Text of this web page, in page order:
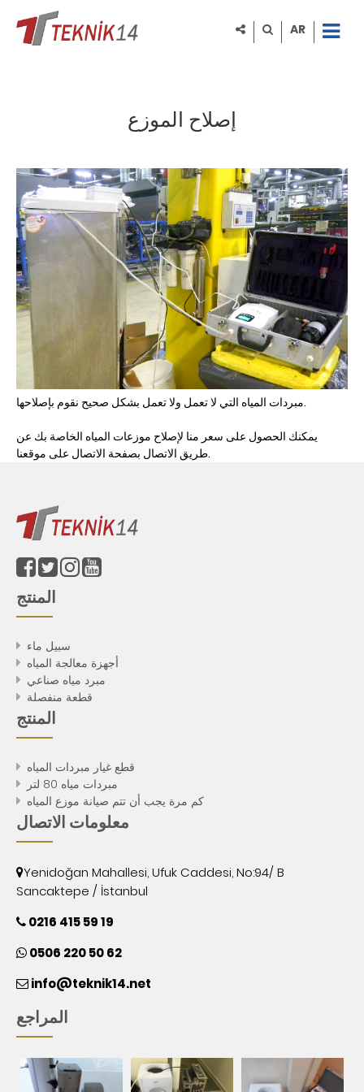
AR
إصلاح الموزع
مبردات المياه التي لا تعمل ولا تعمل بشكل صحيح نقوم بإصلاحها.
يمكنك الحصول على سعر منا لإصلاح موزعات المياه الخاصة بك عن
طريق الاتصال بصفحة الاتصال على موقعنا.
المنتج
سبيل ماء
أجهزة معالجة المياه
مبرد مياه صناعي
قطعة منفصلة
المنتج
قطع غيار مبردات المياه
مبردات مياه 80 لتر
كم مرة يجب أن تتم صيانة موزع المياه
معلومات الاتصال
Yenidoğan Mahallesi, Ufuk Caddesi, No:94/ B
Sancaktepe / İstanbul
0216 415 59 19
0506 220 50 62
info@teknik14.net
المراجع